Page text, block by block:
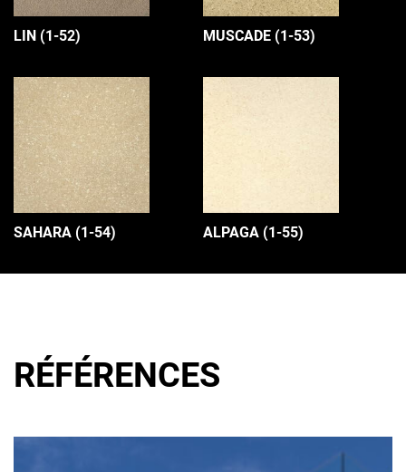
LIN (1-52) MUSCADE (1-53)
SAHARA (1-54) ALPAGA (1-55)
RÉFÉRENCES